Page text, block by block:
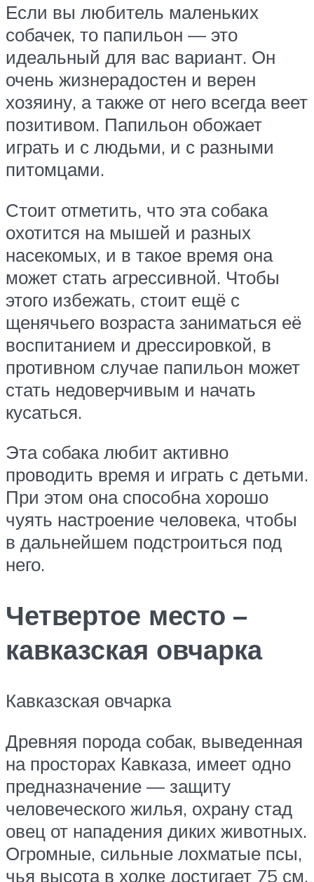
Если вы любитель маленьких
собачек, то папильон — это
идеальный для вас вариант. Он
очень жизнерадостен и верен
хозяину, а также от него всегда веет
позитивом. Папильон обожает
играть и с людьми, и с разными
питомцами.
Стоит отметить, что эта собака
охотится на мышей и разных
насекомых, и в такое время она
может стать агрессивной. Чтобы
этого избежать, стоит ещё с
щенячьего возраста заниматься её
воспитанием и дрессировкой, в
противном случае папильон может
стать недоверчивым и начать
кусаться.
Эта собака любит активно
проводить время и играть с детьми.
При этом она способна хорошо
чуять настроение человека, чтобы
в дальнейшем подстроиться под
него.
Четвертое место –
кавказская овчарка
Кавказская овчарка
Древняя порода собак, выведенная
на просторах Кавказа, имеет одно
предназначение — защиту
человеческого жилья, охрану стад
овец от нападения диких животных.
Огромные, сильные лохматые псы,
чья высота в холке достигает 75 см,